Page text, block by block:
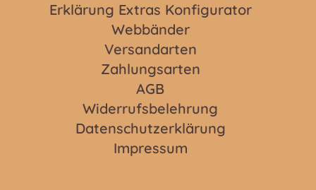
Erklärung Extras Konfigurator
Webbänder
Versandarten
Zahlungsarten
AGB
Widerrufsbelehrung
Datenschutzerklärung
Impressum